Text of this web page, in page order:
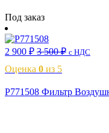
Под заказ
2 900 ₽ 3 500₽ с НДС
Оценка 0 из 5
P771508 Фильтр